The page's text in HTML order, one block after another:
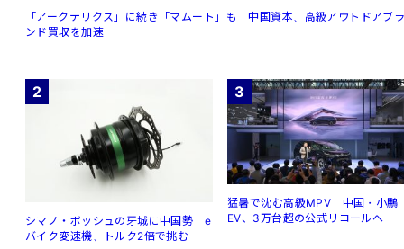
「アークテリクス」に続き「マムート」も 中国資本、高級アウトドアブ
ンド買収を加速
2
シマノ・ボッシュの牙城に中国勢 e
バイク変速機、トルク2倍で挑む
3
猛暑で沈む高級MPV 中国・小鵬
EV、3万台超の公式リコールへ